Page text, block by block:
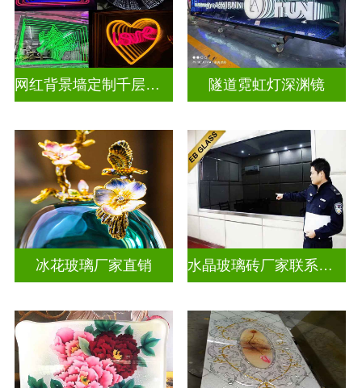
网红背景墙定制千层镜深渊镜 隧道霓虹灯深渊镜
冰花玻璃厂家直销 水晶玻璃砖厂家联系方式